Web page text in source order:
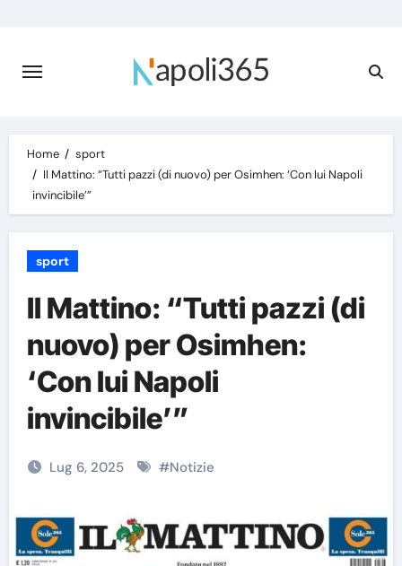
content
Home
sport
Il Mattino: “Tutti pazzi (di nuovo) per Osimhen: ‘Con lui Napoli
invincibile’”
sport
Il Mattino: “Tutti pazzi (di
nuovo) per Osimhen:
‘Con lui Napoli
invincibile’”
Lug 6, 2025 #Notizie